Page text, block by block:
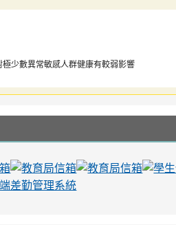
少數異常敏感人群健康有較弱影響